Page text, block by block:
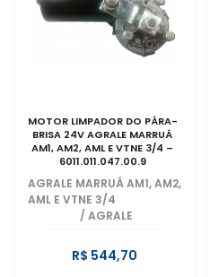
MAIOR PREÇO
MOTOR LIMPADOR DO PÁRA-
BRISA 24V AGRALE MARRUÁ
AM1, AM2, AML E VTNE 3/4 –
6011.011.047.00.9
AGRALE MARRUÁ AM1, AM2,
AML E VTNE 3/4
/ AGRALE
R$ 544,70